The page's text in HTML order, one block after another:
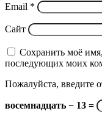
Email *
Сайт
Сохранить моё
последующих моих
Пожалуйста, введите
восемнадцать − 13 =